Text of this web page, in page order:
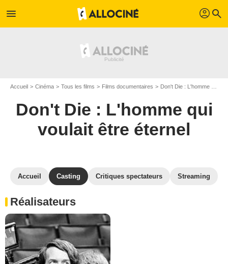
menu profil search
Accueil Cinéma Tous les films Films documentaires Don't Die : L'homme qui voulait être éternel
Don't Die : L'homme qui
voulait être éternel
Accueil Casting Critiques spectateurs Streaming
Réalisateurs